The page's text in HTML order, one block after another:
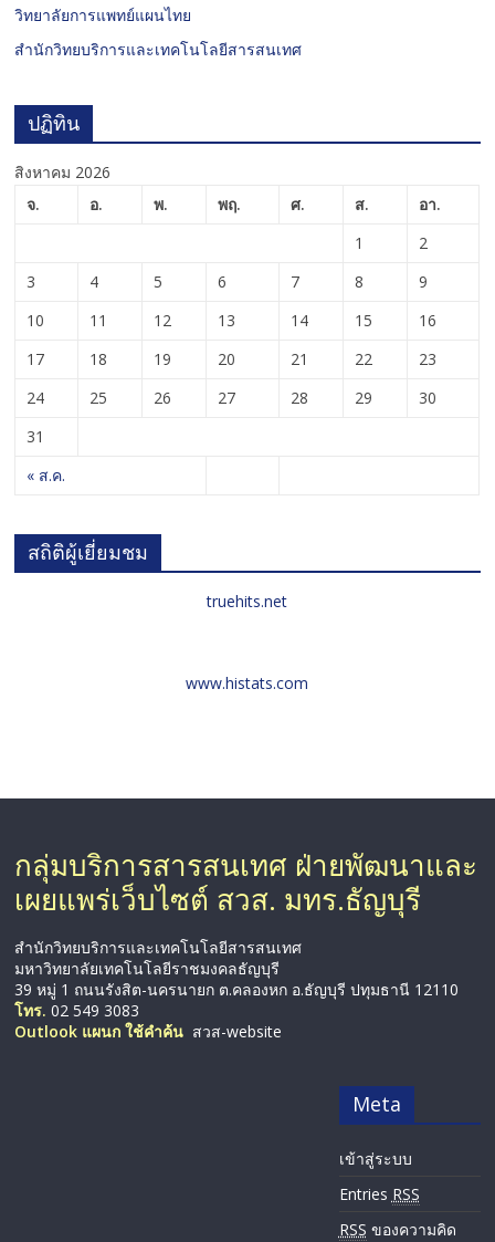
วิทยาลัยการแพทย์แผนไทย
สำนักวิทยบริการและเทคโนโลยีสารสนเทศ
ปฏิทิน
สิงหาคม 2026
จ.
อ. พ. พฤ. ศ. ส. อา.
« ส.ค.
1
2
3
4 5 6 7 8
9
10
11 12 13 14 15
16
17
18 19 20 21 22
23
24
25 26 27 28 29
30
31
สถิติผู้เยี่ยมชม
truehits.net
www.histats.com
กลุ่มบริการสารสนเทศ ฝ่ายพัฒนาและ
เผยแพร่เว็บไซต์ สวส. มทร.ธัญบุรี
สำนักวิทยบริการและเทคโนโลยีสารสนเทศ
มหาวิทยาลัยเทคโนโลยีราชมงคลธัญบุรี
39 หมู่ 1 ถนนรังสิต-นครนายก ต.คลองหก อ.ธัญบุรี ปทุมธานี 12110
โทร. 02 549 3083
Outlook แผนก ใช้คำค้น สวส-website
Meta
เข้าสู่ระบบ
Entries RSS
RSS ของความคิด